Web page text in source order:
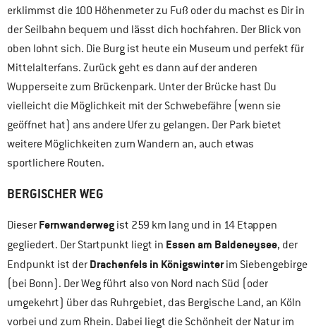
erklimmst die 100 Höhenmeter zu Fuß oder du machst es Dir in
der Seilbahn bequem und lässt dich hochfahren. Der Blick von
oben lohnt sich. Die Burg ist heute ein Museum und perfekt für
Mittelalterfans. Zurück geht es dann auf der anderen
Wupperseite zum Brückenpark. Unter der Brücke hast Du
vielleicht die Möglichkeit mit der Schwebefähre (wenn sie
geöffnet hat) ans andere Ufer zu gelangen. Der Park bietet
weitere Möglichkeiten zum Wandern an, auch etwas
sportlichere Routen.
BERGISCHER WEG
Dieser Fernwanderweg ist 259 km lang und in 14 Etappen
gegliedert. Der Startpunkt liegt in Essen am Baldeneysee, der
Endpunkt ist der Drachenfels in Königswinterim Siebengebirge
(bei Bonn). Der Weg führt also von Nord nach Süd (oder
umgekehrt) über das Ruhrgebiet, das Bergische Land, an Köln
vorbei und zum Rhein. Dabei liegt die Schönheit der Natur im